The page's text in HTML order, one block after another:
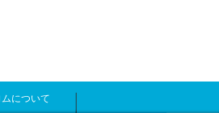
について